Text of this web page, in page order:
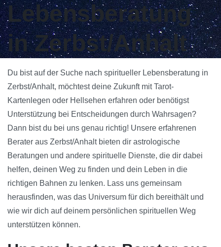
Lebensberatung
in Zerbst/Anhalt
Du bist auf der Suche nach spiritueller Lebensberatung in
Zerbst/Anhalt, möchtest deine Zukunft mit Tarot-
Kartenlegen oder Hellsehen erfahren oder benötigst
Unterstützung bei Entscheidungen durch Wahrsagen?
Dann bist du bei uns genau richtig! Unsere erfahrenen
Berater aus Zerbst/Anhalt bieten dir astrologische
Beratungen und andere spirituelle Dienste, die dir dabei
helfen, deinen Weg zu finden und dein Leben in die
richtigen Bahnen zu lenken. Lass uns gemeinsam
herausfinden, was das Universum für dich bereithält und
wie wir dich auf deinem persönlichen spirituellen Weg
unterstützen können.